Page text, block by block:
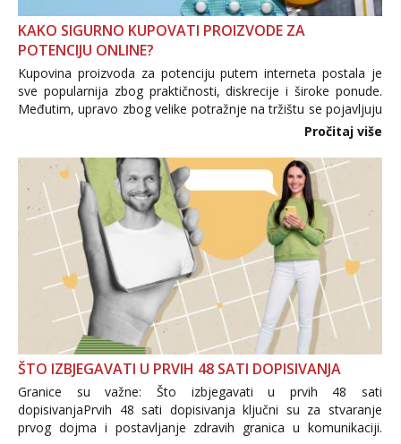
KAKO SIGURNO KUPOVATI PROIZVODE ZA
POTENCIJU ONLINE?
Kupovina proizvoda za potenciju putem interneta postala je
sve popularnija zbog praktičnosti, diskrecije i široke ponude.
Međutim, upravo zbog velike potražnje na tržištu se pojavljuju
i brojni krivotvoreni proizvodi, nepouzdane internetske
Pročitaj više
ŠTO IZBJEGAVATI U PRVIH 48 SATI DOPISIVANJA
Granice su važne: Što izbjegavati u prvih 48 sati
dopisivanjaPrvih 48 sati dopisivanja ključni su za stvaranje
prvog dojma i postavljanje zdravih granica u komunikaciji.